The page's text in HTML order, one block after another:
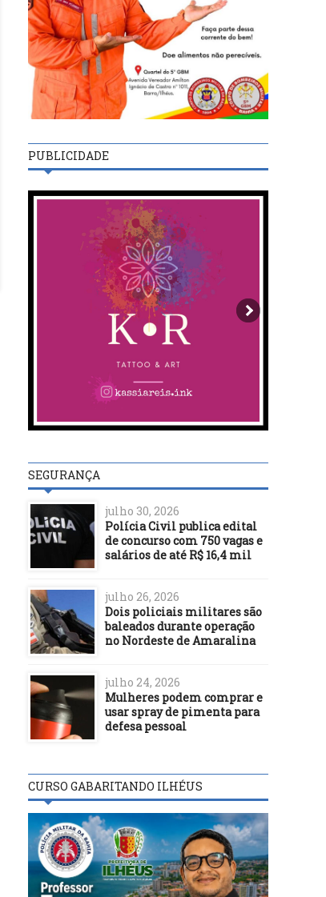
PUBLICIDADE
SEGURANÇA
julho 30, 2026
Polícia Civil publica edital
de concurso com 750 vagas e
salários de até R$ 16,4 mil
julho 26, 2026
Dois policiais militares são
baleados durante operação
no Nordeste de Amaralina
julho 24, 2026
Mulheres podem comprar e
usar spray de pimenta para
defesa pessoal
CURSO GABARITANDO ILHÉUS